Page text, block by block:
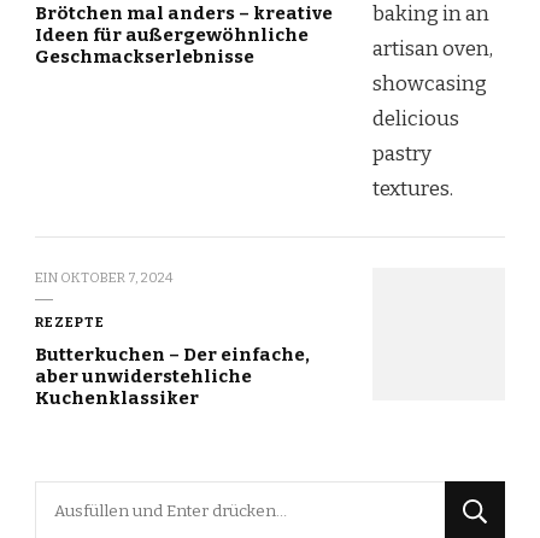
Brötchen mal anders – kreative
Ideen für außergewöhnliche
Geschmackserlebnisse
EIN OKTOBER 7, 2024
REZEPTE
Butterkuchen – Der einfache,
aber unwiderstehliche
Kuchenklassiker